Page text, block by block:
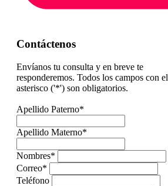
Contáctenos
Envíanos tu consulta y en breve te
responderemos. Todos los campos con el
asterisco ('*') son obligatorios.
Apellido Paterno*
Apellido Materno*
Nombres*
Correo*
Teléfono